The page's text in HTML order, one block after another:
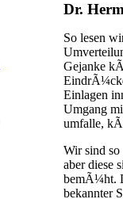
Dr.
So lesen
Gejanke
Einlagen
Umgang
umfalle,
Wir sind so
aber diese
bemÃ¼ht.
bekannter